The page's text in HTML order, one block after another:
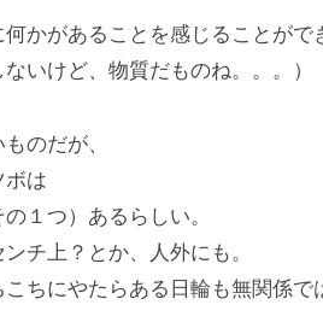
かがあることを感じることがで
いけど、物質だものね。。。）
のだが、
ボは
１つ）あるらしい。
チ上？とか、人外にも。
ちにやたらある日輪も無関係で